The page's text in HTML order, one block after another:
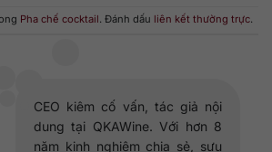
Pha chế cocktail. Đánh dấu liên kết thường trực.
CEO kiêm cố vấn, tác giả nội
dung tại QKAWine. Với hơn 8
năm kinh nghiệm chia sẻ, sưu